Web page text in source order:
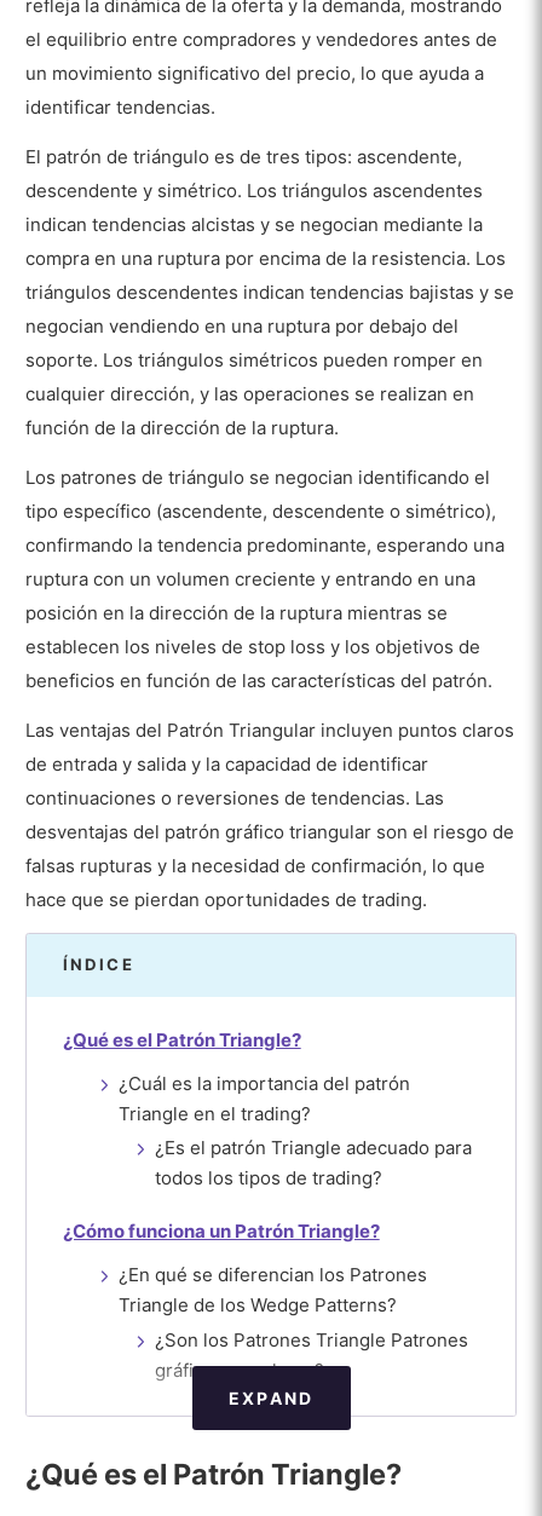
refleja la dinámica de la oferta y la demanda, mostrando
el equilibrio entre compradores y vendedores antes de
un movimiento significativo del precio, lo que ayuda a
identificar tendencias.
El patrón de triángulo es de tres tipos: ascendente,
descendente y simétrico. Los triángulos ascendentes
indican tendencias alcistas y se negocian mediante la
compra en una ruptura por encima de la resistencia. Los
triángulos descendentes indican tendencias bajistas y se
negocian vendiendo en una ruptura por debajo del
soporte. Los triángulos simétricos pueden romper en
cualquier dirección, y las operaciones se realizan en
función de la dirección de la ruptura.
Los patrones de triángulo se negocian identificando el
tipo específico (ascendente, descendente o simétrico),
confirmando la tendencia predominante, esperando una
ruptura con un volumen creciente y entrando en una
posición en la dirección de la ruptura mientras se
establecen los niveles de stop loss y los objetivos de
beneficios en función de las características del patrón.
Las ventajas del Patrón Triangular incluyen puntos claros
de entrada y salida y la capacidad de identificar
continuaciones o reversiones de tendencias. Las
desventajas del patrón gráfico triangular son el riesgo de
falsas rupturas y la necesidad de confirmación, lo que
hace que se pierdan oportunidades de trading.
ÍNDICE
¿Qué es el Patrón Triangle?
¿Cuál es la importancia del patrón
Triangle en el trading?
¿Es el patrón Triangle adecuado para
todos los tipos de trading?
¿Cómo funciona un Patrón Triangle?
¿En qué se diferencian los Patrones
Triangle de los Wedge Patterns?
¿Son los Patrones Triangle Patrones
gráficos populares?
¿Cuáles son los distintos tipos de Patrones
EXPAND
¿Qué es el Patrón Triangle?